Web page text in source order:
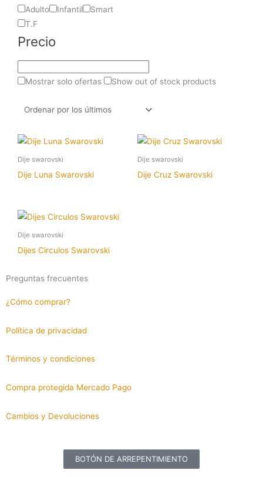
Adulto
Infantil
Smart
T.F
Precio
Mostrar solo ofertas Show out of stock products
Dije swarovski
Dije Luna Swarovski
Dije swarovski
Dije Cruz Swarovski
Dije swarovski
Dijes Circulos Swarovski
Preguntas frecuentes
¿Cómo comprar?
Política de privacidad
Términos y condiciones
Compra protegida Mercado Pago
Cambios y Devoluciones
BOTÓN DE ARREPENTIMIENTO